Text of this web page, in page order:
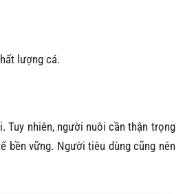
lượng cá.
Tuy nhiên, người nuôi cần thận trọng
bền vững. Người tiêu dùng cũng nên